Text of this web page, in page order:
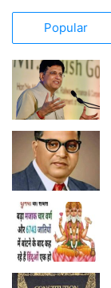
Popular